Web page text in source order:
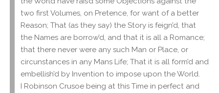
two first Volumes, on Pretence, for want of a better
Reason; That (as they say) the Story is feign’d, that
the Names are borrow’d, and that it is all a Romance;
that there never were any such Man or Place, or
circunstances in any Mans Life; That it is all form’d and
embellish’d by Invention to impose upon the World.
I Robinson Crusoe being at this Time in perfect and